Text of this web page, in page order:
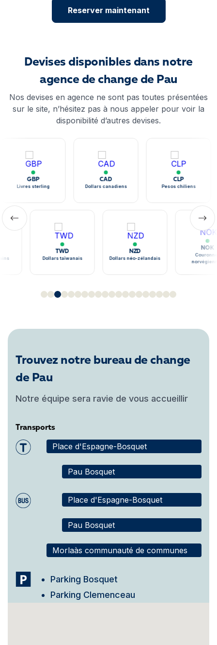
Reserver maintenant
Devises disponibles dans notre
agence de change de Pau
Nos devises en agence ne sont pas toutes présentées
sur le site, n’hésitez pas à nous appeler pour voir la
disponibilité d’autres devises.
GBP
Livres sterling
CAD
Dollars canadiens
CLP
Pesos chiliens
TWD
Dollars taïwanais
NZD
Dollars néo-zélandais
NOK
Trouvez notre bureau de change
de Pau
Notre équipe sera ravie de vous accueillir
Transports
Place d'Espagne-Bosquet
Pau Bosquet
Place d'Espagne-Bosquet
Pau Bosquet
Morlaàs communauté de communes
Parking Bosquet
Parking Clemenceau